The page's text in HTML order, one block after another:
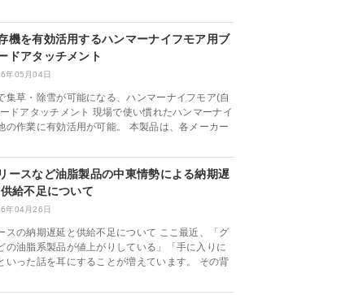
機を有効活用するハンマーナイフモア用ブ
ドアタッチメント
年05月04日
集草・除雪が可能になる、ハンマーナイフモア(自
ドアタッチメント 現場で使い慣れたハンマーナイ
の作業に有効活用が可能。 本製品は、各メーカー
ースなど油脂製品の中東情勢による納期遅
給不足について
年04月26日
スの納期遅延と供給不足について ここ最近、「グ
の油脂系製品が値上がりしている」「手に入りに
いった話を耳にすることが増えています。 その背